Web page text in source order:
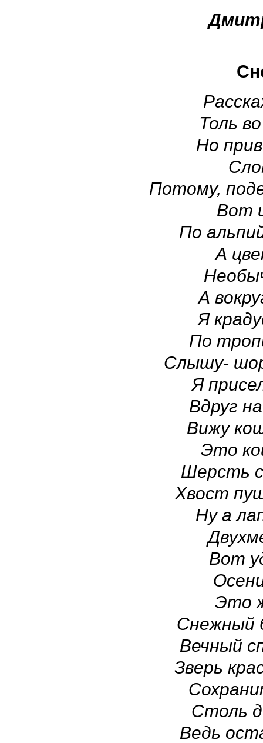
Толь
Но
Потому,
Вот
По
А
А
Я
По
Слышу-
Я
Вдруг
Вижу
Это
Шерсть
Хвост
Ну а
Вот
Это
Снежный
Вечный
Зверь
Столь
Ведь